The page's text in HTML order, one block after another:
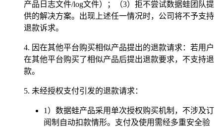
产品日志文件/log文件）；（3）拒不尝试数据蛙团队提
供的解决方案。出现上述任一情况时，公司将不予支持
退款诉求。
4. 因在其他平台购买相似产品提出的退款请求：若用户
在其他平台购买了相似产品后提出退款要求，不支持退
款。
5. 未经授权支付引发的退款请求：
1）数据蛙产品采用单次授权购买机制，不涉及订
阅制自动扣款情形。支付及使用需经多重安全验